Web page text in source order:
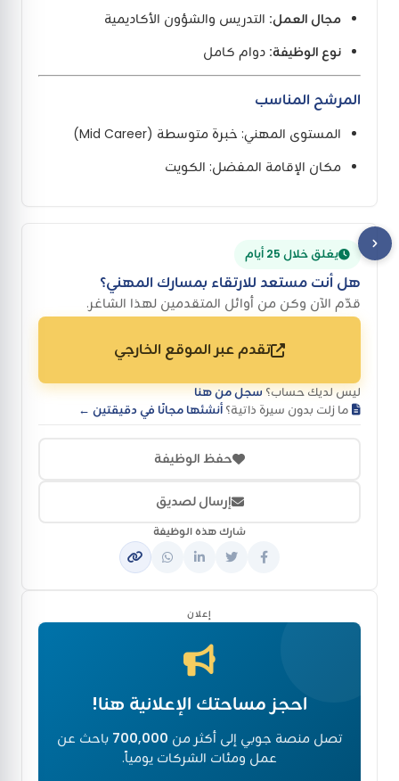
يغلق خلال 25 أيام
هل أنت مستعد للارتقاء بمسارك المهني؟
قدّم الآن وكن من أوائل المتقدمين لهذا الشاغر.
تقدم عبر الموقع الخارجي
ليس لديك حساب؟سجل من هنا
ما زلت بدون سيرة ذاتية؟ أنشئها مجانًا في دقيقتين ←
حفظ الوظيفة
إرسال لصديق
شارك هذه الوظيفة
إعلان
احجز مساحتك الإعلانية هنا!
تصل منصة جوبي إلى أكثر من 700,000 باحث عن
عمل ومئات الشركات يومياً.
مجال العمل: التدريس والشؤون الأكاديمية
نوع الوظيفة: دوام كامل
المرشح المناسب
المستوى المهني: خبرة متوسطة (Mid Career)
مكان الإقامة المفضل: الكويت